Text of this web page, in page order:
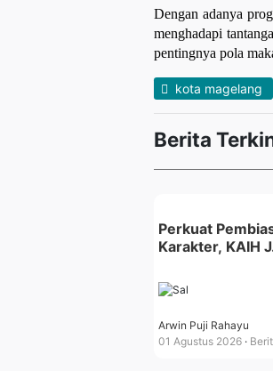
Dengan adanya
menghadapi
pentingnya pola
kota magelang
Berita
Perkuat
Karakter, KAIH
Arwin Puji Rahayu
01 Agustus 2026